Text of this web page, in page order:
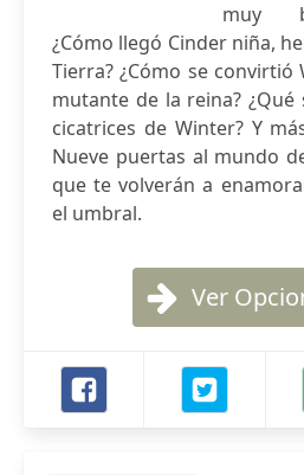
muy
¿Cómo llegó Cinder niña,
Tierra? ¿Cómo se
mutante de la reina? ¿Qué
cicatrices de Winter? Y
Nueve puertas al mundo
que te volverán a
el umbral.
Ver